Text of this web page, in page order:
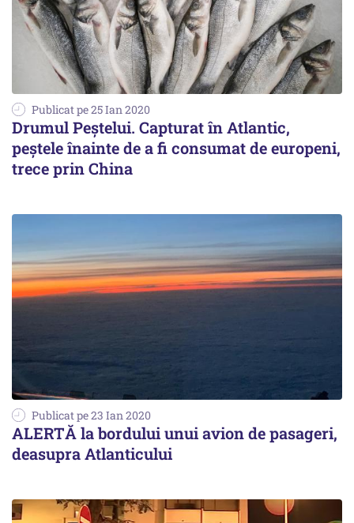
Publicat pe 25 Ian 2020
Drumul Peștelui. Capturat în Atlantic,
peștele înainte de a fi consumat de europeni,
trece prin China
Publicat pe 23 Ian 2020
ALERTĂ la bordului unui avion de pasageri,
deasupra Atlanticului